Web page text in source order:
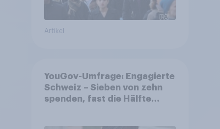
Artikel
YouGov-Umfrage: Engagierte
Schweiz – Sieben von zehn
spenden, fast die Hälfte